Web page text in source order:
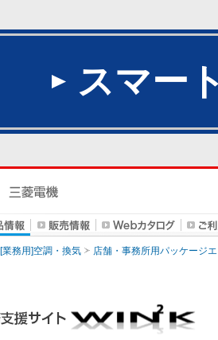
スマー
[業務用]空調・換気
店舗・事務所用パッケージ